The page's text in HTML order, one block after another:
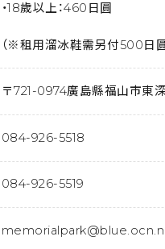
・18歲以上：460日圓
（※租用溜冰鞋需另付500日圓
〒721-0974廣島縣福山市東
084-926-5518
084-926-5519